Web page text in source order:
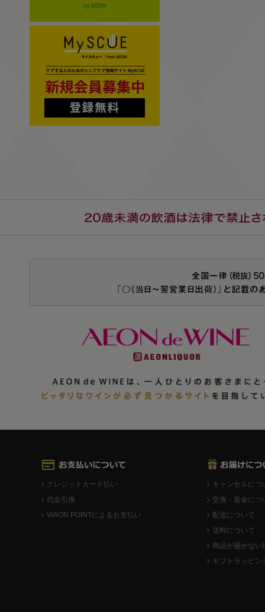
クレジットカード払い
代金引換
WAON POINTによるお支払い
キャンセルにつ
交換・返金につ
配送について
送料について
商品が届かない
ギフトラッピン